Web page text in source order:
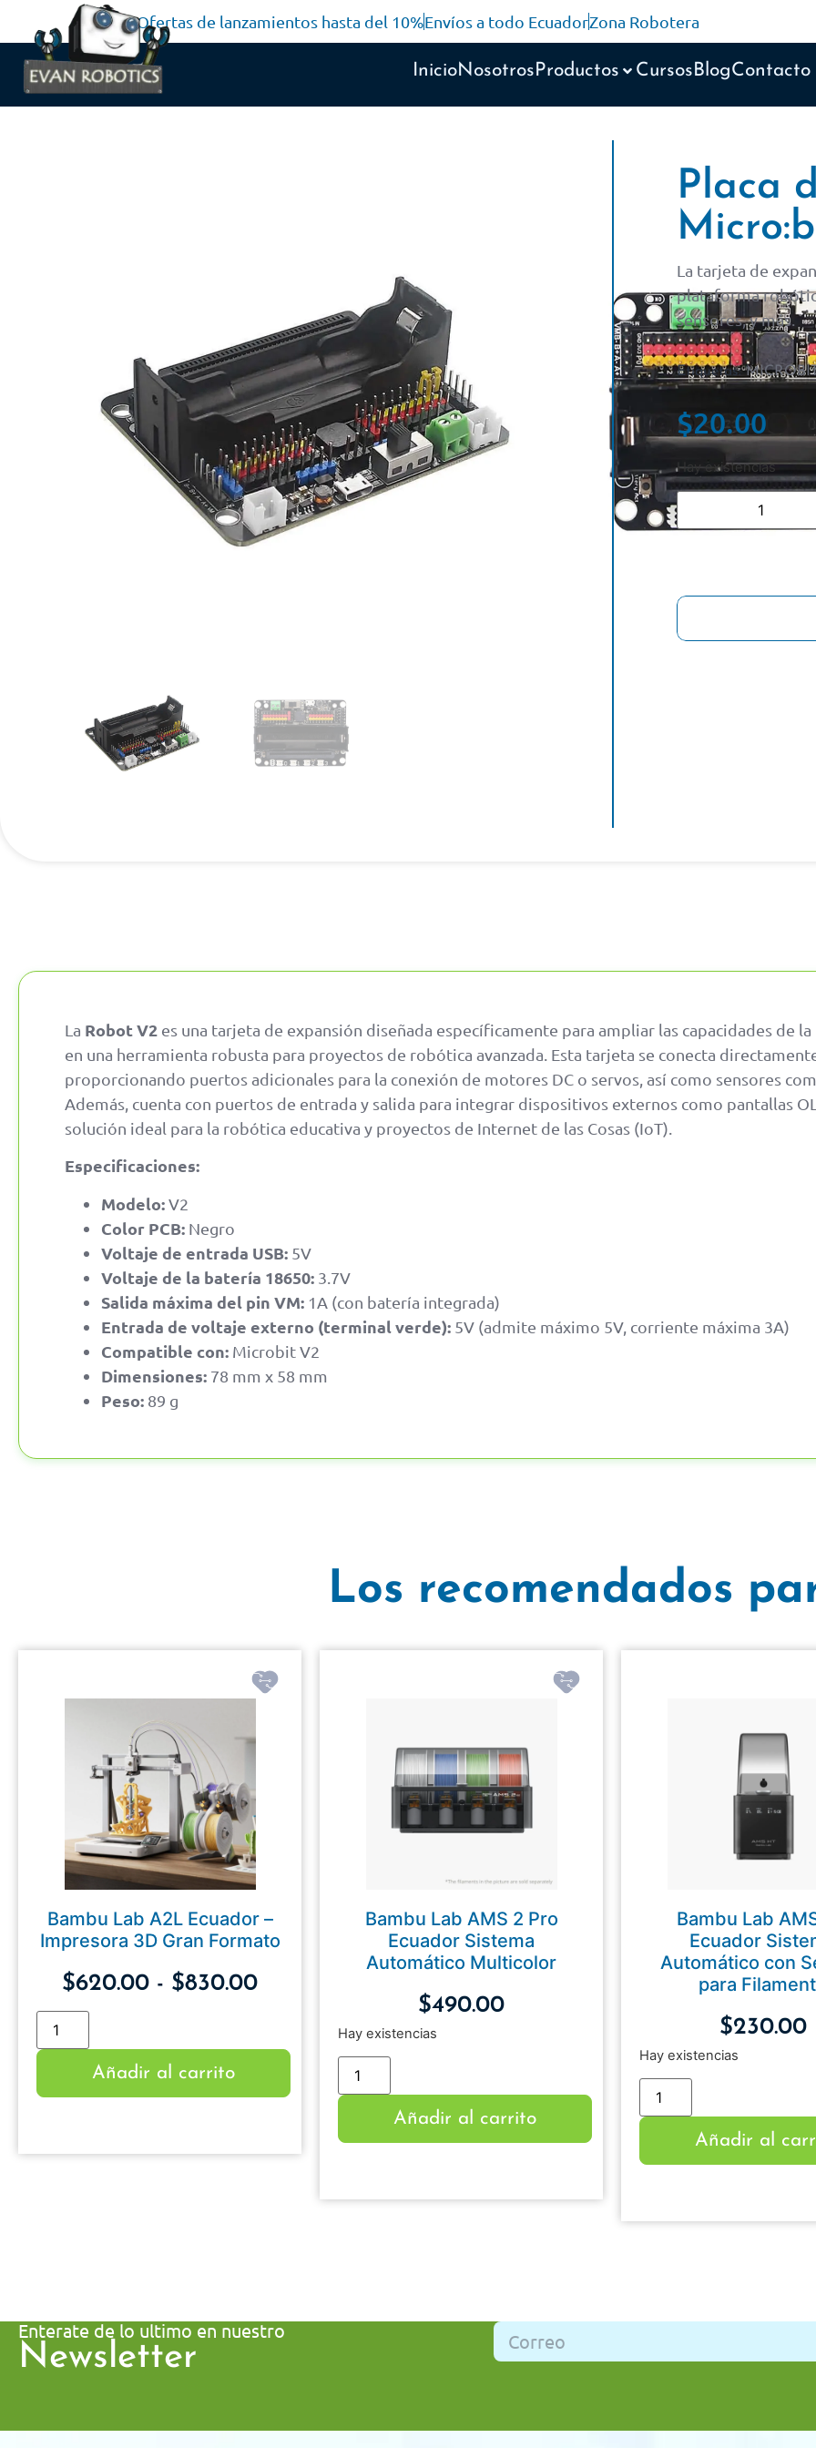
Ofertas de lanzamientos hasta del 10%Envíos a todo EcuadorZona Robotera
InicioNosotros Productos Cursos BlogContacto
Placa
La tarjeta de
plataforma
sensores, y más.
Etiquetas:
$20.00
Hay existencias
La RobotV2 es una tarjeta de expansión diseñada específicamente para ampliar las capacidades de
en una herramienta robusta para proyectos de robótica avanzada. Esta tarjeta se conecta
proporcionando puertos adicionales para la conexión de motores DC o servos, así como sensores
Además, cuenta con puertos de entrada y salida para integrar dispositivos externos como pantallas
solución ideal para la robótica educativa y proyectos de Internet de las Cosas (IoT).
Especificaciones:
Modelo:V2
Color PCB: Negro
Voltaje de entrada USB: 5V
Voltaje de la batería 18650: 3.7V
Salida máxima del pin VM: 1A (con batería integrada)
Entrada de voltaje externo (terminal verde): 5V (admite máximo 5V, corriente máxima 3A)
Compatible con: Microbit V2
Dimensiones: 78 mm x 58 mm
Peso: 89 g
Los recomendados
Bambu Lab A2L Ecuador –
Impresora 3D Gran Formato
$620.00 - $830.00
Añadir al carrito
Bambu Lab AMS 2 Pro
Ecuador Sistema
Automático Multicolor
$490.00
Hay existencias
Añadir al carrito
Bambu Lab
Ecuador
Automático con
para
$230.00
Hay existencias
Añadir al
Enterate de lo ultimo en nuestro
Newsletter